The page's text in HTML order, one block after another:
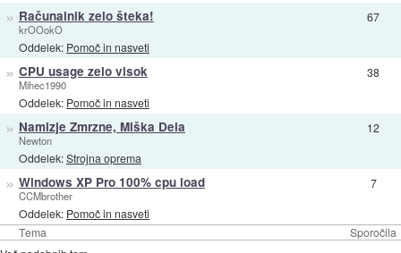
Tema Sporočila
» Računalnik zelo šteka!
krOOokO
Oddelek: Pomoč in nasveti
67
» CPU usage zelo visok
Mihec1990
Oddelek: Pomoč in nasveti
38
» Namizje Zmrzne, Miška Dela
Newton
Oddelek:Strojna oprema
12
» Windows XP Pro 100% cpu load
CCMbrother
Oddelek: Pomoč in nasveti
7